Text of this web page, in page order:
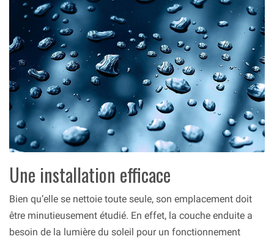
Une installation efficace
Bien qu’elle se nettoie toute seule, son emplacement doit
être minutieusement étudié. En effet, la couche enduite a
besoin de la lumière du soleil pour un fonctionnement